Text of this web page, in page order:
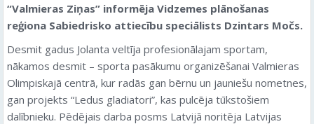
“Valmieras Ziņas” informēja Vidzemes plānošanas
reģiona Sabiedrisko attiecību speciālists Dzintars Močs.
Desmit gadus Jolanta veltīja profesionālajam sportam,
nākamos desmit – sporta pasākumu organizēšanai Valmieras
Olimpiskajā centrā, kur radās gan bērnu un jauniešu nometnes,
gan projekts “Ledus gladiatori”, kas pulcēja tūkstošiem
dalībnieku. Pēdējais darba posms Latvijā noritēja Latvijas